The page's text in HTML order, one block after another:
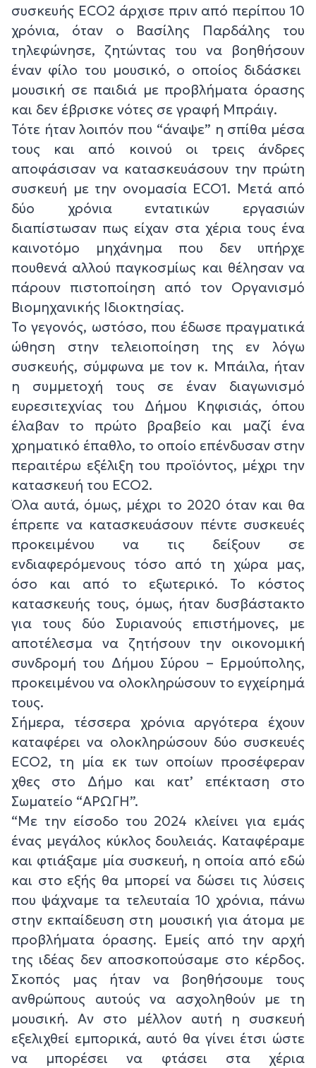
συσκευής ECO2 άρχισε πριν από περίπου 10
χρόνια, όταν ο Βασίλης Παρδάλης του
τηλεφώνησε, ζητώντας του να βοηθήσουν
έναν φίλο του μουσικό, ο οποίος διδάσκει
μουσική σε παιδιά με προβλήματα όρασης
και δεν έβρισκε νότες σε γραφή Μπράιγ.
Τότε ήταν λοιπόν που “άναψε” η σπίθα μέσα
τους και από κοινού οι τρεις άνδρες
αποφάσισαν να κατασκευάσουν την πρώτη
συσκευή με την ονομασία ECO1. Μετά από
δύο χρόνια εντατικών εργασιών
διαπίστωσαν πως είχαν στα χέρια τους ένα
καινοτόμο μηχάνημα που δεν υπήρχε
πουθενά αλλού παγκοσμίως και θέλησαν να
πάρουν πιστοποίηση από τον Οργανισμό
Βιομηχανικής Ιδιοκτησίας.
Το γεγονός, ωστόσο, που έδωσε πραγματικά
ώθηση στην τελειοποίηση της εν λόγω
συσκευής, σύμφωνα με τον κ. Μπάιλα, ήταν
η συμμετοχή τους σε έναν διαγωνισμό
ευρεσιτεχνίας του Δήμου Κηφισιάς, όπου
έλαβαν το πρώτο βραβείο και μαζί ένα
χρηματικό έπαθλο, το οποίο επένδυσαν στην
περαιτέρω εξέλιξη του προϊόντος, μέχρι την
κατασκευή του ECO2.
Όλα αυτά, όμως, μέχρι το 2020 όταν και θα
έπρεπε να κατασκευάσουν πέντε συσκευές
προκειμένου να τις δείξουν σε
ενδιαφερόμενους τόσο από τη χώρα μας,
όσο και από το εξωτερικό. Το κόστος
κατασκευής τους, όμως, ήταν δυσβάστακτο
για τους δύο Συριανούς επιστήμονες, με
αποτέλεσμα να ζητήσουν την οικονομική
συνδρομή του Δήμου Σύρου – Ερμούπολης,
προκειμένου να ολοκληρώσουν το εγχείρημά
τους.
Σήμερα, τέσσερα χρόνια αργότερα έχουν
καταφέρει να ολοκληρώσουν δύο συσκευές
ECO2, τη μία εκ των οποίων προσέφεραν
χθες στο Δήμο και κατ’ επέκταση στο
Σωματείο “ΑΡΩΓΗ”.
“Με την είσοδο του 2024 κλείνει για εμάς
ένας μεγάλος κύκλος δουλειάς. Καταφέραμε
και φτιάξαμε μία συσκευή, η οποία από εδώ
και στο εξής θα μπορεί να δώσει τις λύσεις
που ψάχναμε τα τελευταία 10 χρόνια, πάνω
στην εκπαίδευση στη μουσική για άτομα με
προβλήματα όρασης. Εμείς από την αρχή
της ιδέας δεν αποσκοπούσαμε στο κέρδος.
Σκοπός μας ήταν να βοηθήσουμε τους
ανθρώπους αυτούς να ασχοληθούν με τη
μουσική. Αν στο μέλλον αυτή η συσκευή
εξελιχθεί εμπορικά, αυτό θα γίνει έτσι ώστε
να μπορέσει να φτάσει στα χέρια